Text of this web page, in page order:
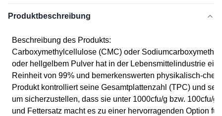
Produktbeschreibung
Beschreibung des Produkts:
Carboxymethylcellulose (CMC) oder
oder hellgelbem Pulver hat in der Lebensmittelindustrie
Reinheit von 99% und bemerkenswerten physikalisch-
Produkt kontrolliert seine Gesamtplattenzahl (TPC) und
um sicherzustellen, dass sie unter 1000cfu/g bzw. 100cfu/
und Fettersatz macht es zu einer hervorragenden Option